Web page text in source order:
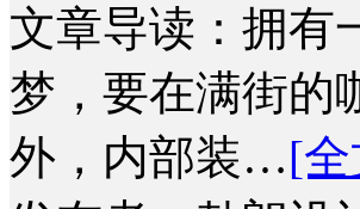
文章导读：拥有
梦，要在满街的
外，内部装…[